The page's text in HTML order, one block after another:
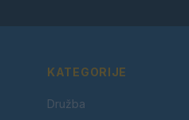
KATEGORIJE
Družba